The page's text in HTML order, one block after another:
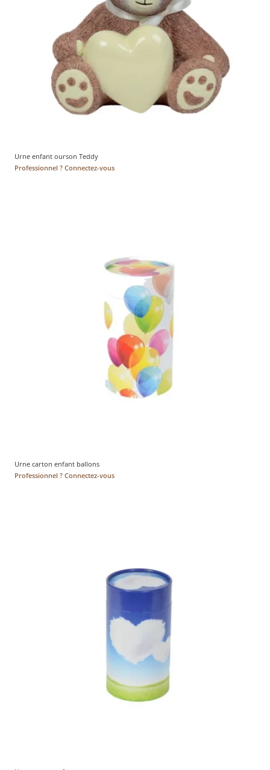
Urne enfant ourson Teddy
Professionnel ? Connectez-vous
Urne carton enfant ballons
Professionnel ? Connectez-vous